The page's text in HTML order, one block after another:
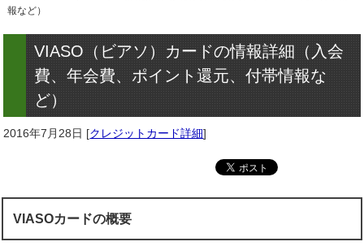
報など）
VIASO（ビアソ）カードの情報詳細（入会
費、年会費、ポイント還元、付帯情報な
ど）
2016年7月28日 [クレジットカード詳細]
VIASOカードの概要